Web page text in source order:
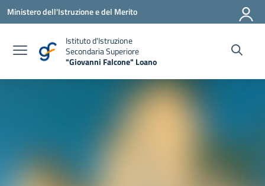
Vai ai contenuti
Vai al menu di navigazione
Vai al footer
Ministero dell'Istruzione e del Merito
Istituto d'Istruzione
Secondaria Superiore
"Giovanni Falcone" Loano